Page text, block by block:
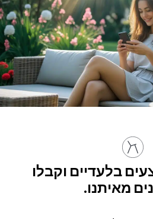
בלעדיים וקבלו
מאיתנו.